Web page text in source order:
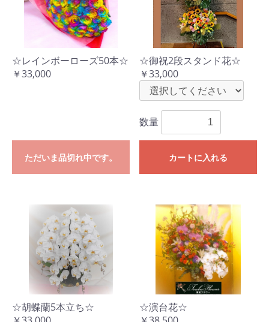
☆レインボーローズ50本☆
￥33,000
ただいま品切れ中です。
☆御祝2段スタンド花☆
￥33,000
数量
カートに入れる
☆胡蝶蘭5本立ち☆
☆演台花☆